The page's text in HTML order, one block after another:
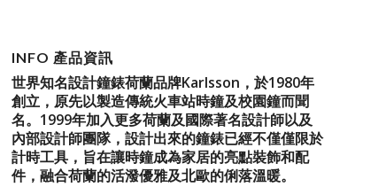
INFO 產品資訊
世界知名設計鐘錶荷蘭品牌Karlsson，於1980年
創立，原先以製造傳統火車站時鐘及校園鐘而聞
名。1999年加入更多荷蘭及國際著名設計師以及
內部設計師團隊，設計出來的鐘錶已經不僅僅限於
計時工具， 旨在讓時鐘成為家居的亮點裝飾和配
件，融合荷蘭的活潑優雅及北歐的俐落溫暖。